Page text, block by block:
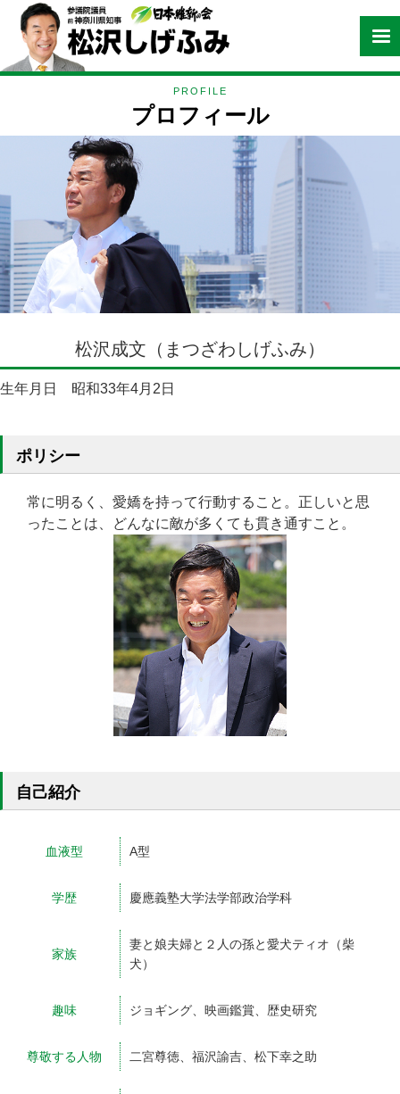
PROFILE
プロフィール
松沢成文（まつざわしげふみ）
生年月日 昭和33年4月2日
ポリシー
常に明るく、愛嬌を持って行動すること。正しいと思
ったことは、どんなに敵が多くても貫き通すこと。
自己紹介
血液型 A型
学歴 慶應義塾大学法学部政治学科
家族
妻と娘夫婦と２人の孫と愛犬ティオ（柴
犬）
趣味 ジョギング、映画鑑賞、歴史研究
尊敬する人物 二宮尊徳、福沢諭吉、松下幸之助